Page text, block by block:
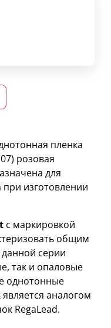
пленка
розовая
для
изготовлении
с маркировкой
общим
серии
так и опаловые
однотонные
аналогом
RegaLead.